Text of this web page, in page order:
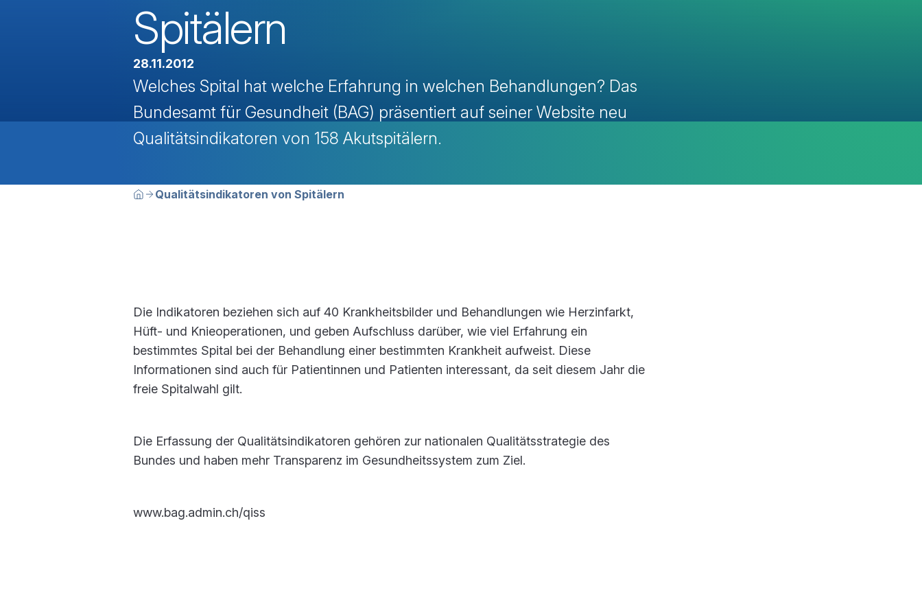
Spitälern
28.11.2012
Welches Spital hat welche Erfahrung in welchen Behandlungen? Das
Bundesamt für Gesundheit (BAG) präsentiert auf seiner Website neu
Qualitätsindikatoren von 158 Akutspitälern.
Breadcrumbnavigation
Sie befinden sich hier:
HomeQualitätsindikatoren von Spitälern
Die Indikatoren beziehen sich auf 40 Krankheitsbilder und Behandlungen wie Herzinfarkt,
Hüft- und Knieoperationen, und geben Aufschluss darüber, wie viel Erfahrung ein
bestimmtes Spital bei der Behandlung einer bestimmten Krankheit aufweist. Diese
Informationen sind auch für Patientinnen und Patienten interessant, da seit diesem Jahr die
freie Spitalwahl gilt.
Die Erfassung der Qualitätsindikatoren gehören zur nationalen Qualitätsstrategie des
Bundes und haben mehr Transparenz im Gesundheitssystem zum Ziel.
www.bag.admin.ch/qiss